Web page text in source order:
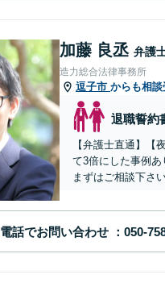
加藤 良丞 弁護
造力総合法律事務所
逗子市 からも相談
退職誓約
【弁護士直通】【
て3倍にした事例あ
まずはご相談下さ
電話でお問い合わせ